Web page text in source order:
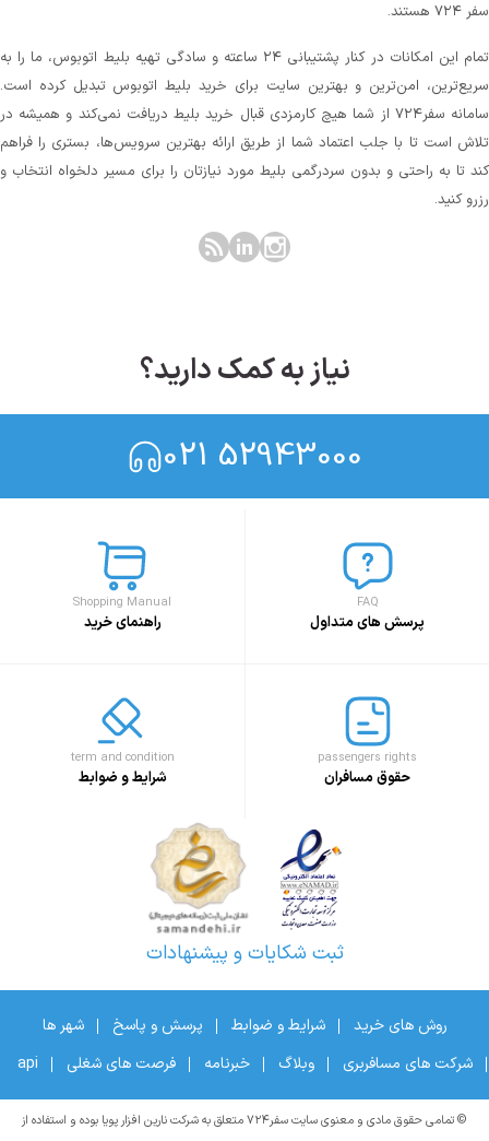
سفر ۷۲۴ هستند.
تمام این امکانات در کنار پشتیبانی‌ ۲۴ ساعته و سادگی تهیه بلیط اتوبوس، ما را به
سریع‌ترین، امن‌ترین و بهترین سایت برای خرید بلیط اتوبوس تبدیل کرده است.
سامانه سفر۷۲۴ از شما هیچ کارمزدی قبال خرید بلیط دریافت نمی‌کند و همیشه در
تلاش است تا با جلب اعتماد شما از طریق ارائه بهترین سرویس‌ها، بستری را فراهم
کند تا به راحتی و بدون سردرگمی بلیط مورد نیازتان را برای مسیر دلخواه انتخاب و
رزرو کنید.
نیاز به کمک دارید؟
021 52943000
FAQ
پرسش های متداول
Shopping Manual
راهنمای خرید
passengers rights
حقوق مسافران
term and condition
شرایط و ضوابط
ثبت شکایات و پیشنهادات
روش های خرید شرایط و ضوابط پرسش و پاسخ
شهر ها
شرکت های مسافربری
وبلاگ خبرنامه فرصت های شغلی api
© تمامی حقوق مادی و معنوی سایت سفر۷۲۴ متعلق به شرکت نارین افزار پویا بوده و استفاده از